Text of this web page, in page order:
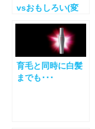
vsおもしろい(変
育毛と同時に白髪
までも･･･